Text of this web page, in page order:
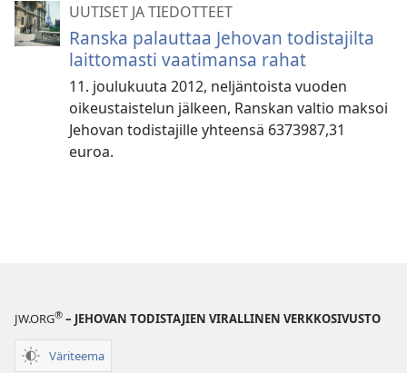
UUTISET JA TIEDOTTEET
Ranska palauttaa Jehovan todistajilta
laittomasti vaatimansa rahat
11. joulukuuta 2012, neljäntoista vuoden
oikeustaistelun jälkeen, Ranskan valtio maksoi
Jehovan todistajille yhteensä 6373987,31
euroa.
JW.ORG® – JEHOVAN TODISTAJIEN VIRALLINEN VERKKOSIVUSTO
Väriteema